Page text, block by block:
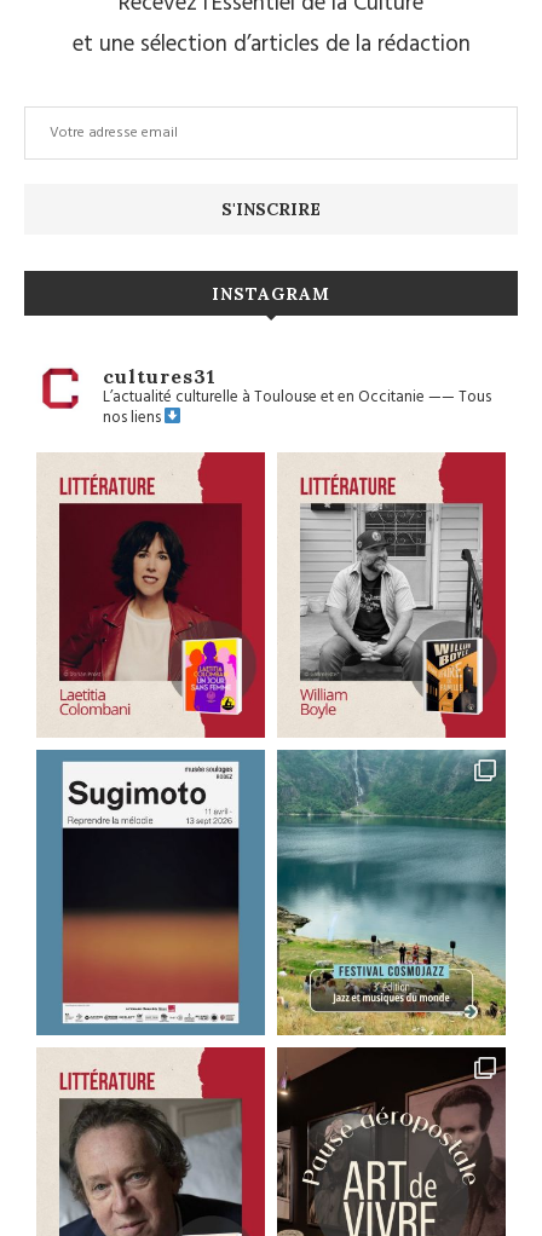
et une sélection d’articles de la rédaction
INSTAGRAM
cultures31
L’actualité culturelle à Toulouse et en Occitanie——Tous
nos liens